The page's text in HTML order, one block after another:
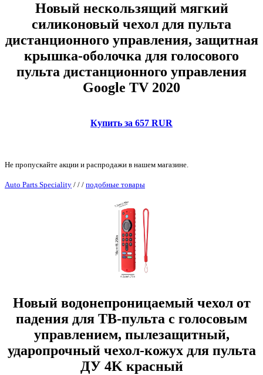
Новый нескользящий мягкий
силиконовый чехол для пульта
дистанционного управления, защитная
крышка-оболочка для голосового
пульта дистанционного управления
Google TV 2020
Купить за 657 RUR
Не пропускайте акции и распродажи в нашем магазине.
Auto Parts Speciality / / / подобные товары
Новый водонепроницаемый чехол от
падения для ТВ-пульта с голосовым
управлением, пылезащитный,
ударопрочный чехол-кожух для пульта
ДУ 4K красный